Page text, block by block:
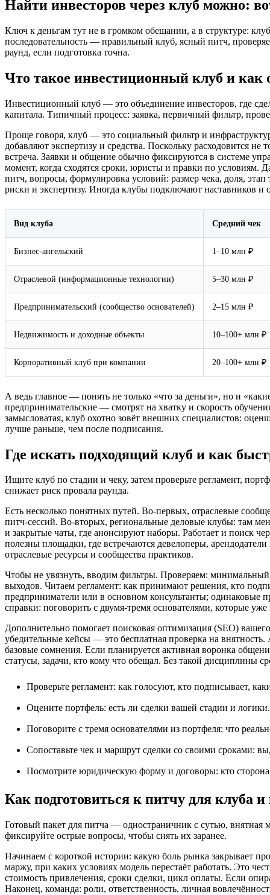
Найти инвесторов через клуб можно:
Ключ к деньгам тут не в громком обещании, а в структуре:
последовательность — правильный клуб, ясный питч,
раунд, если подготовка точна.
Что такое инвестиционный клуб и как
Инвестиционный клуб — это объединение инвесторов, где
капитала. Типичный процесс: заявка, первичный фильтр,
Проще говоря, клуб — это социальный фильтр и
добавляют экспертизу и средства. Поскольку расходовится
встреча. Заявки и общение обычно фиксируются в системе
момент, когда сходятся сроки, юристы и правки по
питч, вопросы, формулировка условий: размер чека, доля, этап
риски и экспертизу. Иногда клубы подключают наставников и
Вид клуба Средний чек
Бизнес‑ангельский 1–10 млн ₽
Отраслевой (информационные технологии) 5–30 млн ₽
Предпринимательский (сообщество основателей) 2–15 млн ₽
Недвижимость и доходные объекты 10–100+ млн ₽
Корпоративный клуб при компании 20–100+ млн ₽
А ведь главное — понять не только «что за деньги», но и
предпринимательские — смотрят на хватку и скорость
замысловатая, клуб охотно зовёт внешних специалистов:
лучше раньше, чем после подписания.
Где искать подходящий клуб и как
Ищите клуб по стадии и чеку, затем проверьте регламент,
снижает риск провала раунда.
Есть несколько понятных путей. Во‑первых, отраслевые
питч‑сессий. Во‑вторых, региональные деловые клубы: там
и закрытые чаты, где анонсируют наборы. Работает и поиск
полезны площадки, где встречаются девелоперы,
отраслевые ресурсы и сообщества практиков.
Чтобы не увязнуть, вводим фильтры. Проверяем:
выходов. Читаем регламент: как принимают решения, кто
предприниматели или в основном консультанты; одинаковые
справки: поговорить с двумя‑тремя основателями, которые
Дополнительно помогает поисковая оптимизация (SEO)
убедительные кейсы — это бесплатная проверка на
базовые сомнения. Если планируется активная воронка
статусы, задачи, кто кому что обещал. Без такой дисциплины
Проверьте регламент: как голосуют, кто подписывает,
Оцените портфель: есть ли сделки вашей стадии и логики.
Поговорите с тремя основателями из портфеля: что
Сопоставьте чек и маршрут сделки со своими сроками:
Посмотрите юридическую форму и договоры: кто сторона
Как подготовиться к питчу для клуба и
Готовый пакет для питча — одностраничник с сутью, внятная
фиксируйте острые вопросы, чтобы снять их заранее.
Начинаем с короткой истории: какую боль рынка закрывает
маржу, при каких условиях модель перестаёт работать. Это
стоимость привлечения, сроки сделки, цикл оплаты. Если
Наконец, команда: роли, ответственность, личная